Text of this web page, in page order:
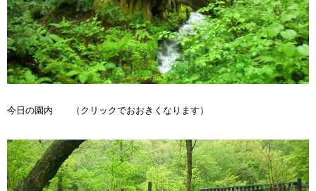
今日の園内 （クリックでおおきくなります）